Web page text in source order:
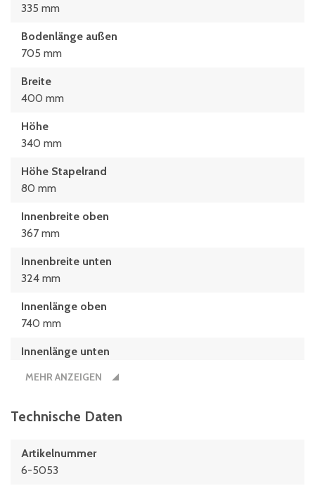
335 mm
Bodenlänge außen
705 mm
Breite
400 mm
Höhe
340 mm
Höhe Stapelrand
80 mm
Innenbreite oben
367 mm
Innenbreite unten
324 mm
Innenlänge oben
740 mm
Innenlänge unten
810 mm
298 mm
MEHR ANZEIGEN
Technische Daten
Artikelnummer
6-5053